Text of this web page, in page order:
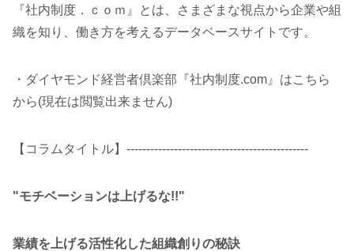
『社内制度．ｃｏｍ』とは、さまざまな視点から企業や組
織を知り、働き方を考えるデータベースサイトです。
・ダイヤモンド経営者倶楽部『社内制度.com』はこちら
から(現在は閲覧出来ません)
【コラムタイトル】----------------------------------------------
"モチベーションは上げるな!!"
業績を上げる活性化した組織創りの秘訣